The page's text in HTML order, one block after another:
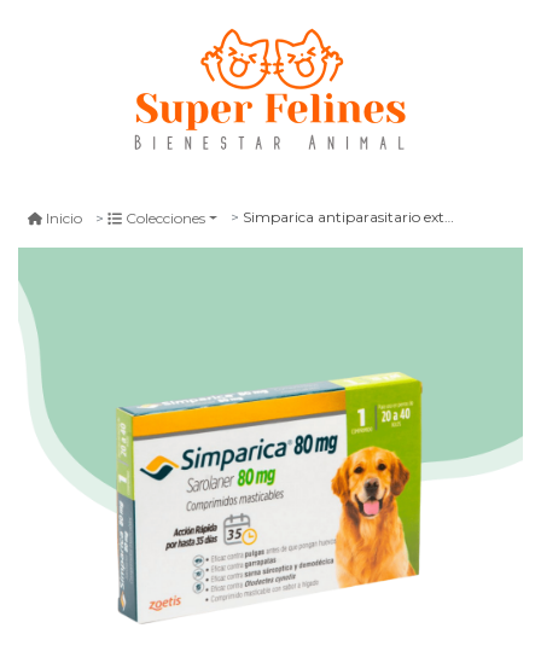
Inicio Colecciones Simparica antiparasitario externo perro 20 - 40 kg